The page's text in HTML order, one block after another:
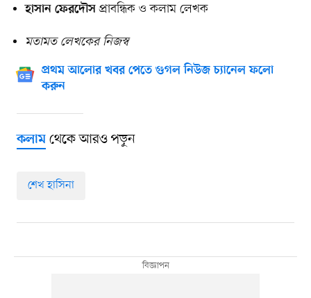
হাসান ফেরদৌসপ্রাবন্ধিক ও কলাম লেখক
মতামত লেখকের নিজস্ব
প্রথম আলোর খবর পেতে গুগল নিউজ চ্যানেল ফলো
করুন
কলামথেকে আরও পড়ুন
শেখ হাসিনা